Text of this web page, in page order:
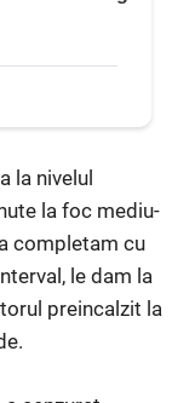
la nivelul
la foc mediu-
completam cu
le dam la
preincalzit la